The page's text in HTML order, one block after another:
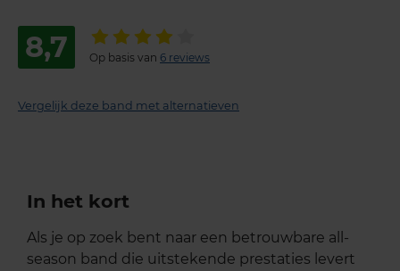
8,7 Op basis van 6 reviews
Vergelijk deze band met alternatieven
In het kort
Als je op zoek bent naar een betrouwbare all-
season band die uitstekende prestaties levert